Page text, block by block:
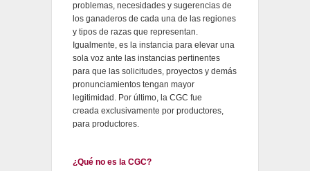
problemas, necesidades y sugerencias de
los ganaderos de cada una de las regiones
y tipos de razas que representan.
Igualmente, es la instancia para elevar una
sola voz ante las instancias pertinentes
para que las solicitudes, proyectos y demás
pronunciamientos tengan mayor
legitimidad. Por último, la CGC fue
creada exclusivamente por productores,
para productores.
¿Qué no es la CGC?